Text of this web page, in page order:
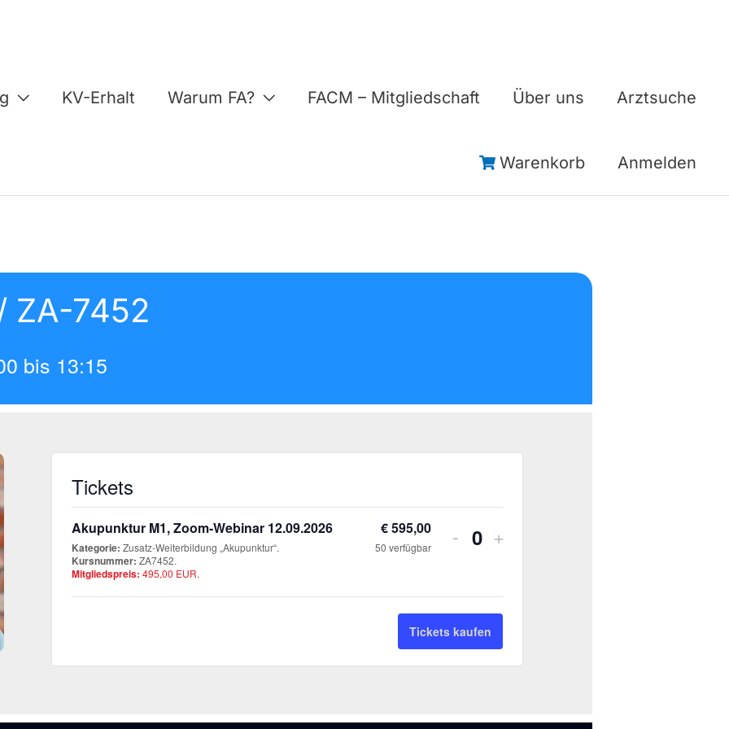
KV-Erhalt Warum FA? FACM – Mitgliedschaft Über uns Arztsuche
Warenkorb Anmelden
ZA-7452
bis 13:15
Tickets
Akupunktur M1, Zoom-Webinar 12.09.2026
Kategorie:Zusatz-Weiterbildung „Akupunktur“.
Kursnummer:ZA7452.
Mitgliedspreis:495,00 EUR.
€595,00
50verfügbar
der
für
Akupunktur
M1,
Webinar
- Anzahl
die
für
M1,
Webinar
+
Tickets kaufen